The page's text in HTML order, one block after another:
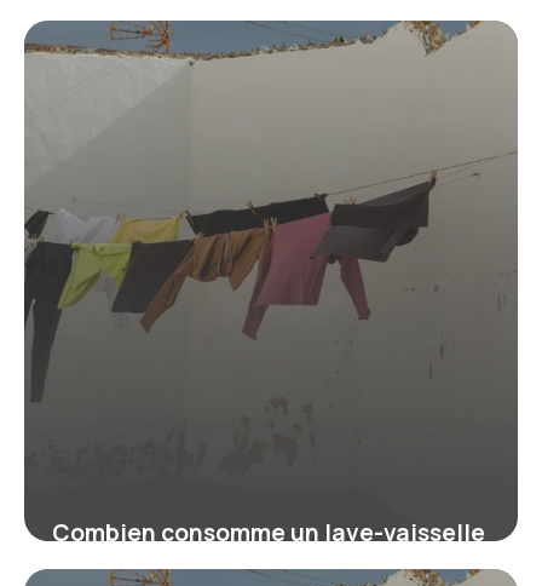
Combien consomme un lave-vaisselle
? kWh, coût et budget 2026